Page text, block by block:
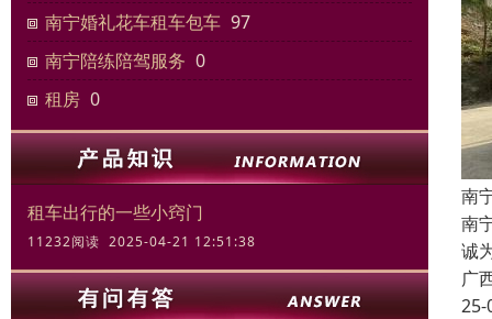
南宁婚礼花车租车包车 97
南宁陪练陪驾服务 0
租房 0
租车出行的一些小窍门
11232阅读 2025-04-21 12:51:38
南
南
诚
广
25-